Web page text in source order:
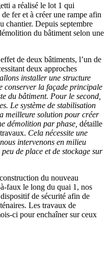
a réalisé le lot 1 qui
fer et à créer une rampe afin
chantier. Depuis septembre
du bâtiment selon une
de deux bâtiments, l’un de
deux approches
installer une structure
conserver la façade principale
du bâtiment. Pour le second,
Le système de stabilisation
meilleure solution pour créer
démolition par phase, détaille
Cela nécessite une
intervenons en milieu
de place et de stockage sur
du nouveau
faux le long du quai 1, nos
de sécurité afin de
Les travaux de
ci pour enchaîner sur ceux